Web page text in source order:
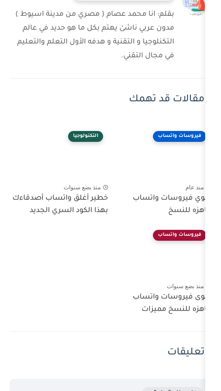
انا محمد عصام ( مصري من مدينة اسيوط )
ناشىْ يهتم بكل ما هو حديد في عالم
و التقنية و هدفه الأول التعلم والتعليم
تهمك
التكنولوجيا
خطير أغلق واتساب أصدقاءك
بهذا الكود السري الجديد